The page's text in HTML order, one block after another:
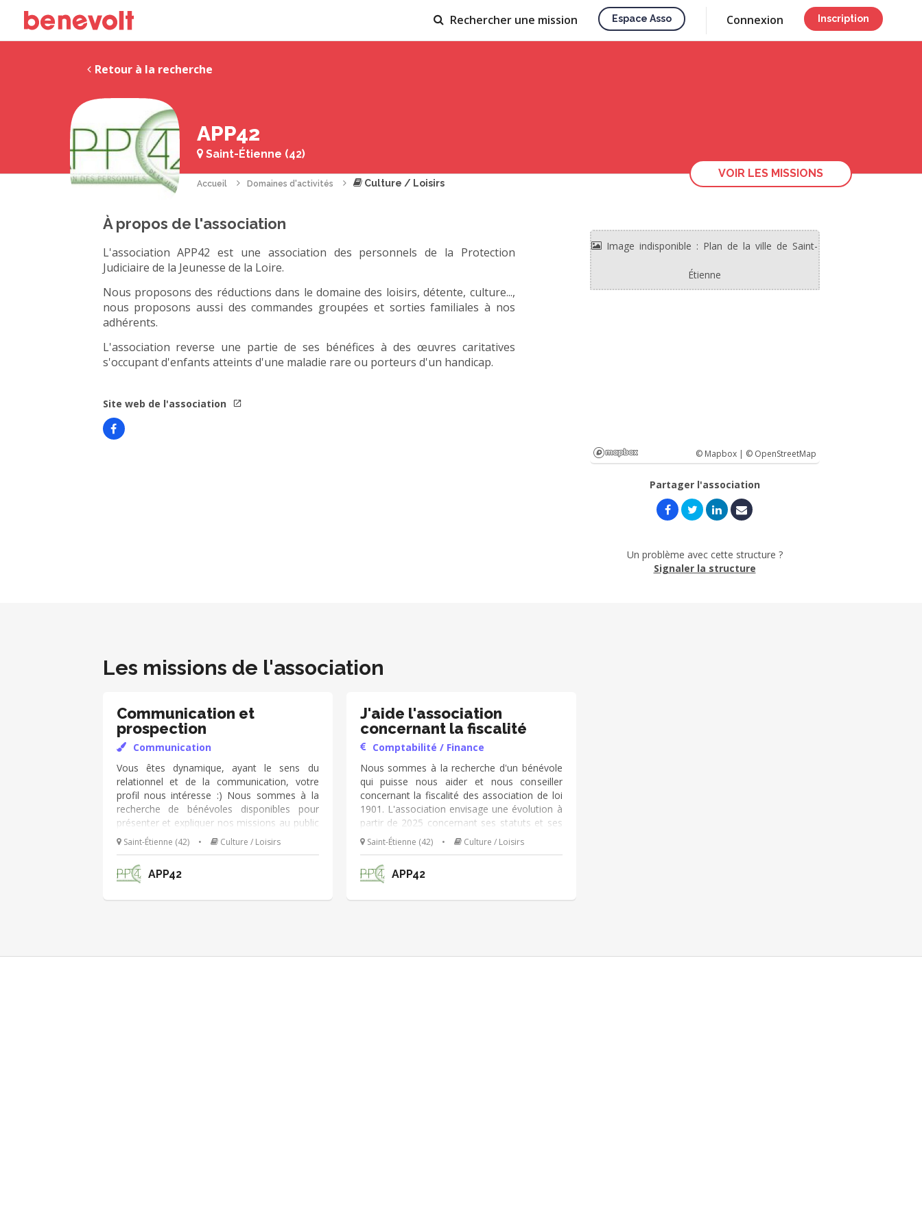
Rechercher une mission Espace Asso Connexion Inscription
Retour à la recherche
VOIR LES MISSIONS
APP42
Saint-Étienne (42)
Accueil Domaines d'activités Culture / Loisirs
À propos de l'association
L'association APP42 est une association des personnels de la Protection
Judiciaire de la Jeunesse de la Loire.
Nous proposons des réductions dans le domaine des loisirs, détente, culture...,
nous proposons aussi des commandes groupées et sorties familiales à nos
adhérents.
L'association reverse une partie de ses bénéfices à des œuvres caritatives
s'occupant d'enfants atteints d'une maladie rare ou porteurs d'un handicap.
Site web de l'association
© Mapbox | © OpenStreetMap
Partager l'association
Un problème avec cette structure ?
Signaler la structure
Les missions de l'association
Communication et
prospection
Communication
Vous êtes dynamique, ayant le sens du
relationnel et de la communication, votre
profil nous intéresse :) Nous sommes à la
recherche de bénévoles disponibles pour
présenter et expliquer nos missions au public
concerné (particuliers, entrepreneurs, petites
entreprises, associations...). A partir de 2025,
notre association APP42 va évoluer et
proposer ses adhésions à un public
d'événements de loisir, détente, solidarité
Saint-Étienne (42) • Culture / Loisirs
APP42
J'aide l'association
concernant la fiscalité
Comptabilité / Finance
Nous sommes à la recherche d'un bénévole
qui puisse nous aider et nous conseiller
concernant la fiscalité des association de loi
1901. L'association envisage une évolution à
partir de 2025 concernant ses statuts et ses
missions. Les adhésions seront ouvertes à
un plus grand nombre de personnes
(particuliers, entrepreneurs et employés
d'entreprises de moins de 10 salariés).
Saint-Étienne (42) • Culture / Loisirs
APP42